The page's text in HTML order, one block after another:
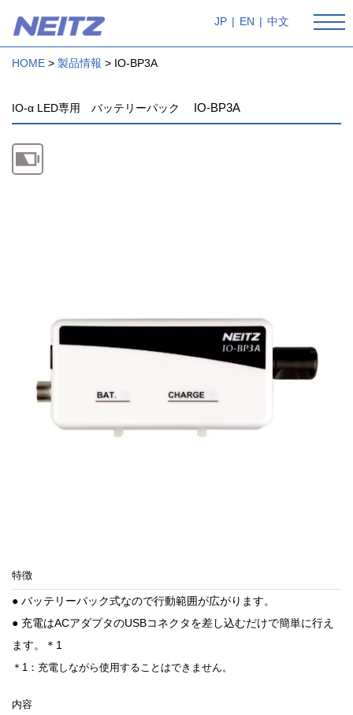
JP | EN | 中文
HOME 製品情報 IO-BP3A
IO-α LED専用 バッテリーパック IO-BP3A
特徴
● バッテリーパック式なので行動範囲が広がります。
● 充電はACアダプタのUSBコネクタを差し込むだけで簡単に行え
ます。＊1
＊1：充電しながら使用することはできません。
内容